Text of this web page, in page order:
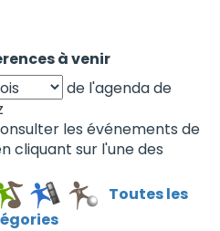
à venir
de l'agenda de
les événements de
cliquant sur l'une des
Toutes les